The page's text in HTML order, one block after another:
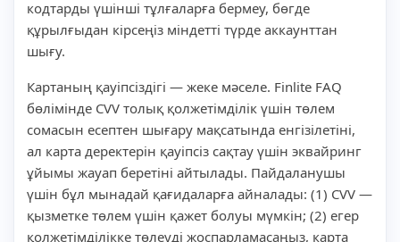
кодтарды үшінші тұлғаларға бермеу, бөгде
құрылғыдан кірсеңіз міндетті түрде аккаунттан
шығу.
Картаның қауіпсіздігі — жеке мәселе. Finlite FAQ
бөлімінде CVV толық қолжетімділік үшін төлем
сомасын есептен шығару мақсатында енгізілетіні,
ал карта деректерін қауіпсіз сақтау үшін эквайринг
ұйымы жауап беретіні айтылады. Пайдаланушы
үшін бұл мынадай қағидаларға айналады: (1) CVV —
қызметке төлем үшін қажет болуы мүмкін; (2) егер
қолжетімділікке төлеуді жоспарламасаңыз, карта